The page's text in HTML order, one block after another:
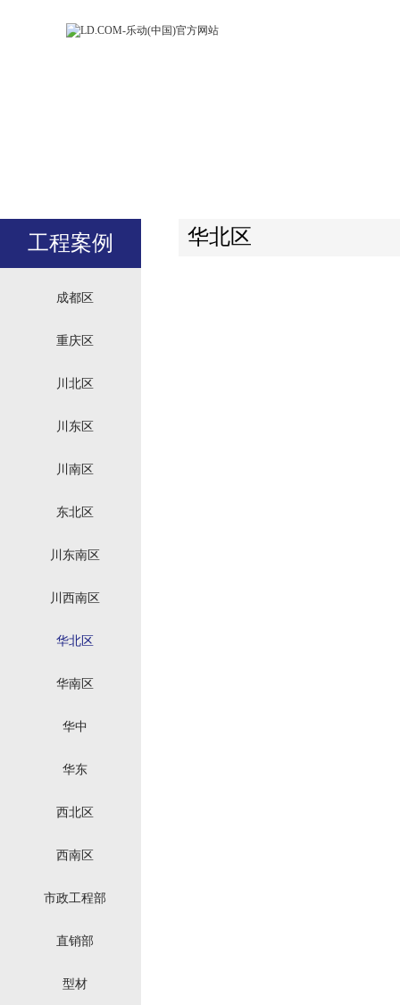
工程案例
成都区
重庆区
川北区
川东区
川南区
东北区
川东南区
川西南区
华北区
华南区
华中
华东
西北区
西南区
市政工程部
直销部
型材
华北区